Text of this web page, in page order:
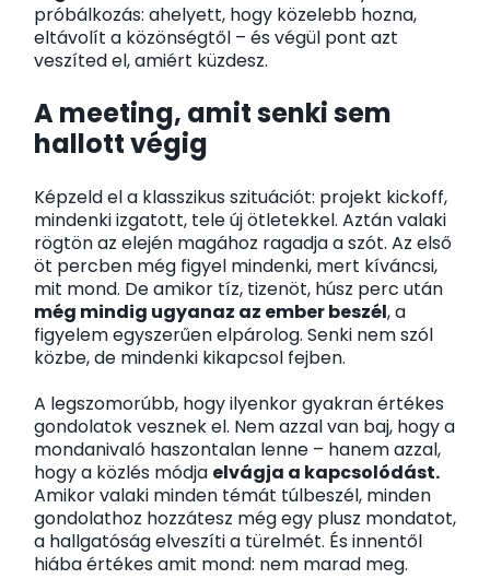
próbálkozás: ahelyett, hogy közelebb hozna,
eltávolít a közönségtől – és végül pont azt
veszíted el, amiért küzdesz.
A meeting, amit senki sem
hallott végig
Képzeld el a klasszikus szituációt: projekt kickoff,
mindenki izgatott, tele új ötletekkel. Aztán valaki
rögtön az elején magához ragadja a szót. Az első
öt percben még figyel mindenki, mert kíváncsi,
mit mond. De amikor tíz, tizenöt, húsz perc után
még mindig ugyanaz az ember beszél, a
figyelem egyszerűen elpárolog. Senki nem szól
közbe, de mindenki kikapcsol fejben.
A legszomorúbb, hogy ilyenkor gyakran értékes
gondolatok vesznek el. Nem azzal van baj, hogy a
mondanivaló haszontalan lenne – hanem azzal,
hogy a közlés módja elvágja a kapcsolódást.
Amikor valaki minden témát túlbeszél, minden
gondolathoz hozzátesz még egy plusz mondatot,
a hallgatóság elveszíti a türelmét. És innentől
hiába értékes amit mond: nem marad meg.